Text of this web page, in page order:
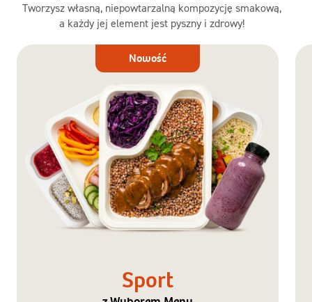
Tworzysz własną, niepowtarzalną kompozycję smakową,
a każdy jej element jest pyszny i zdrowy!
Dieta
Nowość
Sport